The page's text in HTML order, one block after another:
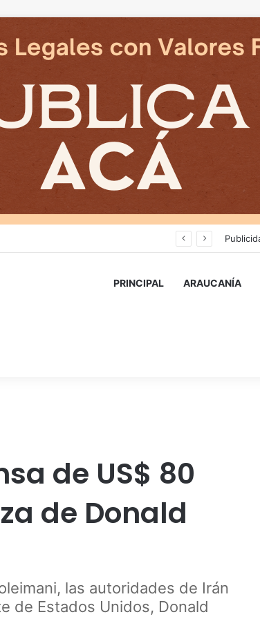
PRINCIPAL ARAUCANÍA
de US$ 80
de Donald
las autoridades de Irán
de Estados Unidos, Donald